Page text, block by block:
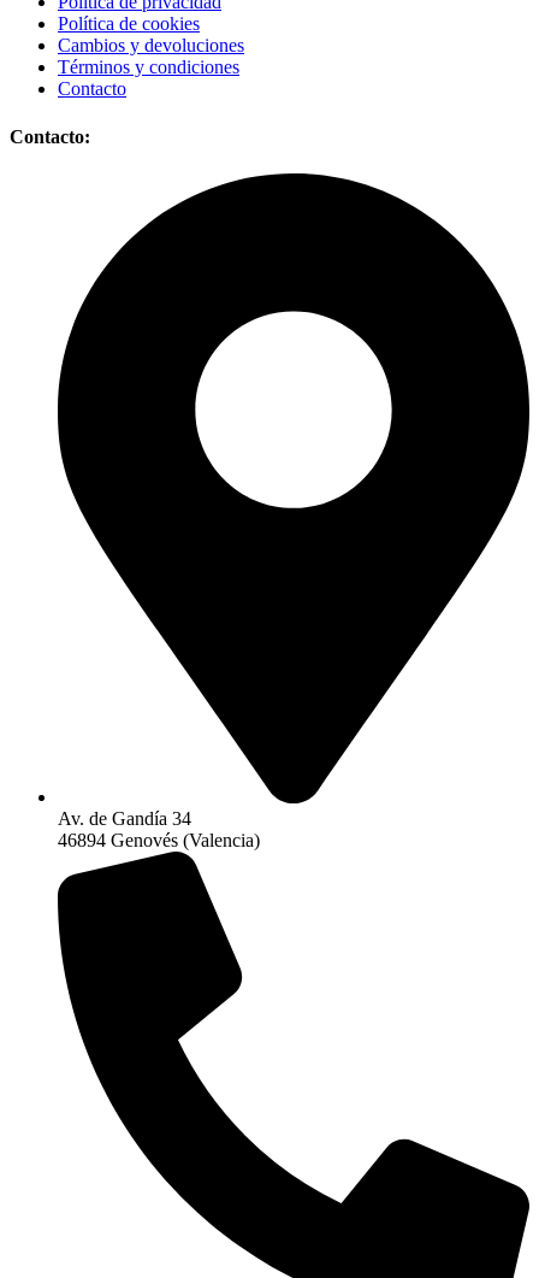
Política de cookies
Cambios y devoluciones
Términos y condiciones
Contacto
Contacto:
Av. de Gandía 34
46894 Genovés (Valencia)